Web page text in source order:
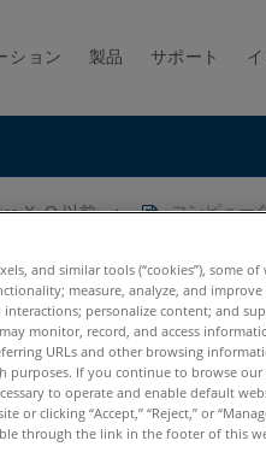
ション 製品 サポート
X, Q 以前 コンピュー
Q
and similar tools (“cookies”), some
measure, analyze, and
interactions; personalize content; and
monitor, record, and access
URLs and other browsing
purposes. If you continue to browse
to operate and enable default
or clicking “Accept,” “Reject,” or
through the link in the footer of this